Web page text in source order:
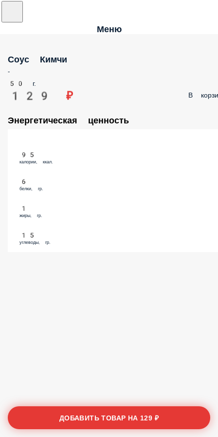
Меню
Соус Кимчи
-
50 г.
129 ₽ В
Энергетическая ценность
95
калории, ккал.
6
белки, гр.
1
жиры, гр.
15
углеводы, гр.
ДОБАВИТЬ ТОВАР НА 129 ₽